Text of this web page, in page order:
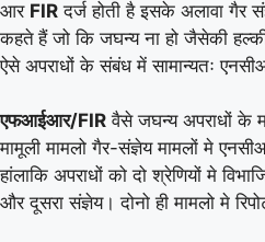
आर FIR दर्ज होती है इसके अलावा गैर
कहते हैं जो कि जघन्य ना हो जैसेकी
ऐसे अपराधों के संबंध में सामान्यतः
एफआईआर/FIR वैसे जघन्य अपराधों के
मामूली मामलो गैर-संज्ञेय मामलों मे
हांलाकि अपराधों को दो श्रेणियों मे
और दूसरा संज्ञेय। दोनो ही मामलो मे